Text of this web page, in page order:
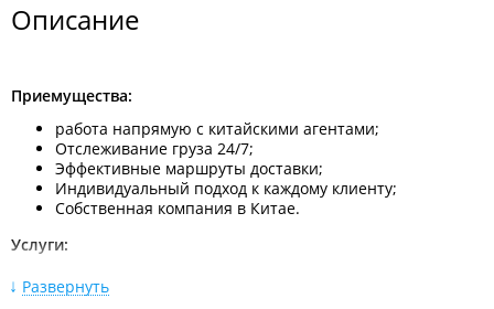
Описание
Приемущества:
работа напрямую с китайскими агентами;
Отслеживание груза 24/7;
Эффективные маршруты доставки;
Индивидуальный подход к каждому клиенту;
Собственная компания в Китае.
Услуги:
Перевозка сборных грузов (LCL);
Развернуть